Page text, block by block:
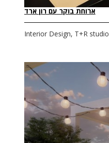
Interior Design, T+R studio
ארוחת בוקר עם רון ארד